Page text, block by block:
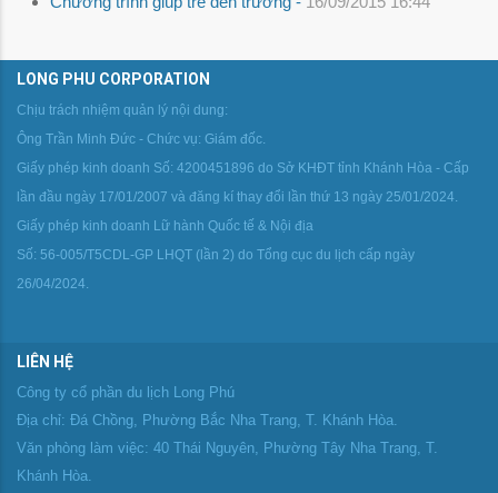
LONG PHU CORPORATION
Chịu trách nhiệm quản lý nội dung:
Ông Trần Minh Đức - Chức vụ: Giám đốc.
Giấy phép kinh doanh Số: 4200451896 do Sở KHĐT tỉnh Khánh Hòa - Cấp
lần đầu ngày 17/01/2007 và đăng kí thay đổi lần thứ 13 ngày 25/01/2024.
Giấy phép kinh doanh Lữ hành Quốc tế & Nội địa
Số: 56-005/T5CDL-GP LHQT (lần 2) do Tổng cục du lịch cấp ngày
26/04/2024.
LIÊN HỆ
Công ty cổ phần du lịch Long Phú
Địa chỉ: Đá Chồng, Phường Bắc Nha Trang, T. Khánh Hòa.
Văn phòng làm việc: 40 Thái Nguyên, Phường Tây Nha Trang, T.
Khánh Hòa.